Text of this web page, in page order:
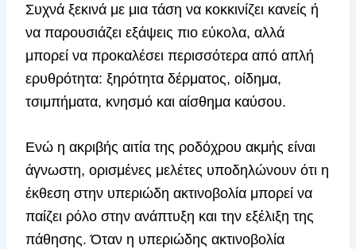
Συχνά ξεκινά με μια τάση να κοκκινίζει κανείς ή
να παρουσιάζει εξάψεις πιο εύκολα, αλλά
μπορεί να προκαλέσει περισσότερα από απλή
ερυθρότητα: ξηρότητα δέρματος, οίδημα,
τσιμπήματα, κνησμό και αίσθημα καύσου.
Ενώ η ακριβής αιτία της ροδόχρου ακμής είναι
άγνωστη, ορισμένες μελέτες υποδηλώνουν ότι η
έκθεση στην υπεριώδη ακτινοβολία μπορεί να
παίζει ρόλο στην ανάπτυξη και την εξέλιξη της
πάθησης. Όταν η υπεριώδης ακτινοβολία